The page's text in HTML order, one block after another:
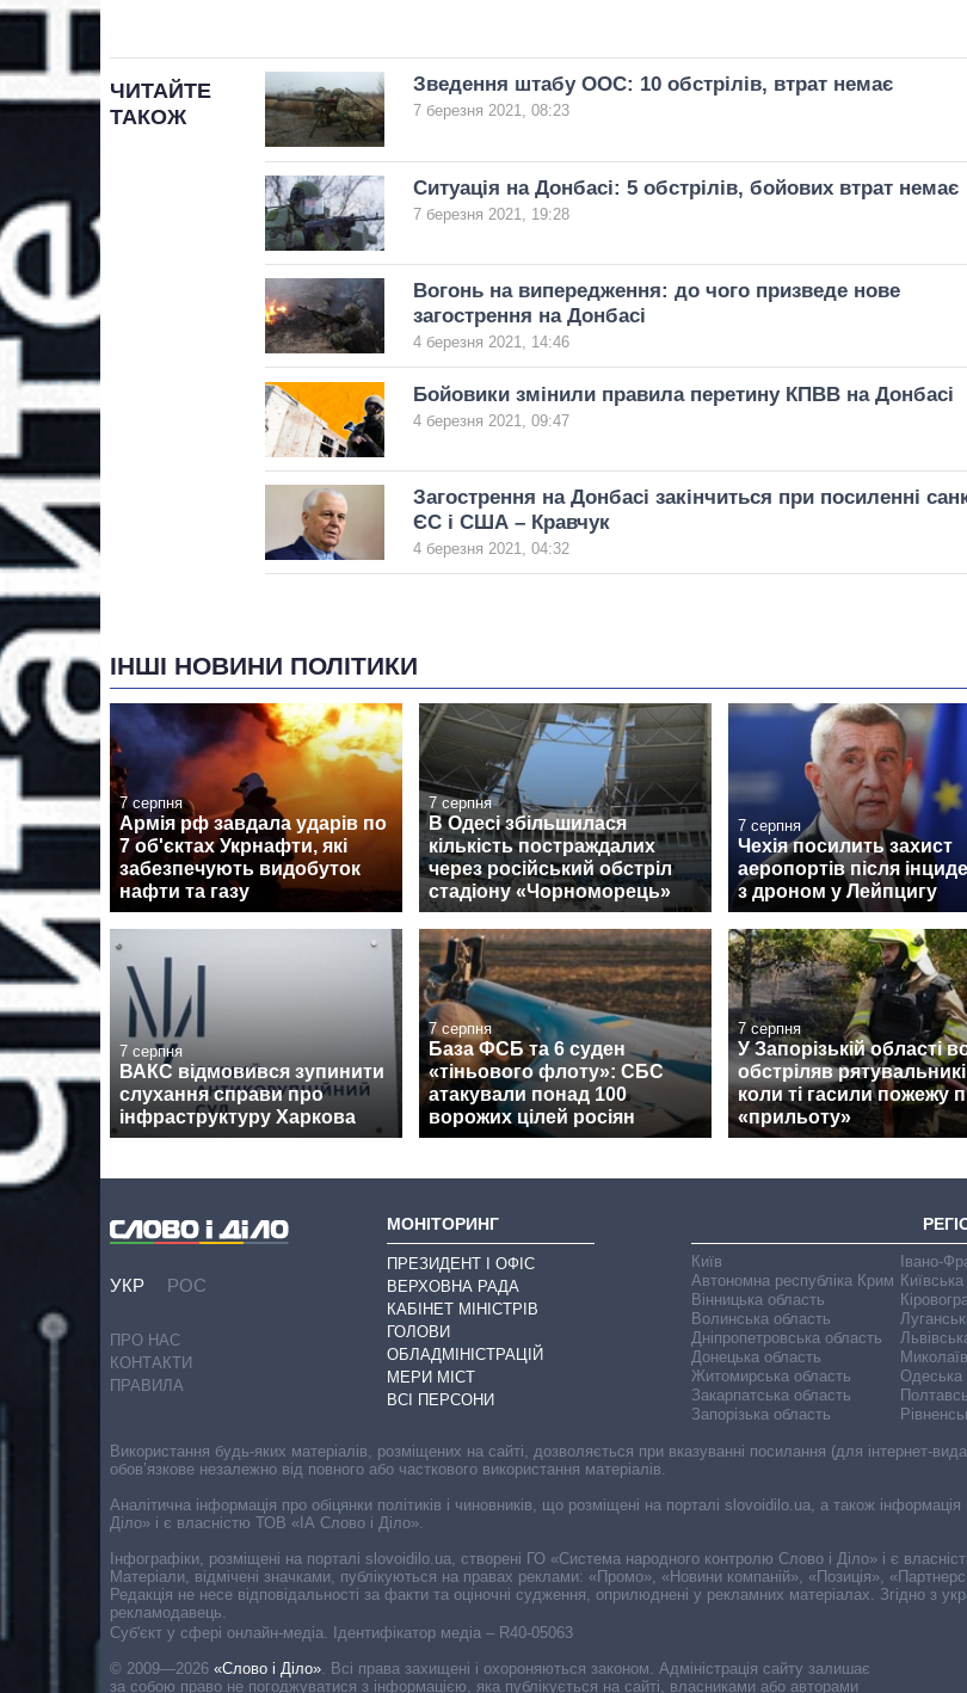
ЧИТАЙТЕ
ТАКОЖ
Зведення штабу ООС: 10 обстрілів, втрат немає
7 березня 2021, 08:23
Ситуація на Донбасі: 5 обстрілів, бойових втрат немає
7 березня 2021, 19:28
Вогонь на випередження: до чого призведе нове
загострення на Донбасі
4 березня 2021, 14:46
Бойовики змінили правила перетину КПВВ на Донбасі
4 березня 2021, 09:47
Загострення на Донбасі закінчиться при посиленні
ЄС і США – Кравчук
4 березня 2021, 04:32
ІНШІ НОВИНИ ПОЛІТИКИ
7 серпня
Армія рф завдала ударів по
7 об'єктах Укрнафти, які
забезпечують видобуток
нафти та газу
7 серпня
В Одесі збільшилася
кількість постраждалих
через російський обстріл
стадіону «Чорноморець»
7 серпня
Чехія посилить захист
аеропортів після
з дроном у Лейпцигу
7 серпня
ВАКС відмовився зупинити
слухання справи про
інфраструктуру Харкова
7 серпня
База ФСБ та 6 суден
«тіньового флоту»: СБС
атакували понад 100
ворожих цілей росіян
7 серпня
У Запорізькій області
обстріляв
коли ті гасили пожежу
«прильоту»
УКР РОС
ПРО НАС
КОНТАКТИ
ПРАВИЛА
МОНІТОРИНГ
ПРЕЗИДЕНТ І ОФІС
ВЕРХОВНА РАДА
КАБІНЕТ МІНІСТРІВ
ГОЛОВИ
ОБЛАДМІНІСТРАЦІЙ
МЕРИ МІСТ
ВСІ ПЕРСОНИ
Київ
Автономна республіка Крим
Вінницька область
Волинська область
Дніпропетровська область
Донецька область
Житомирська область
Закарпатська область
Запорізька область
Івано-
Одеська
Cуб'єкт у сфері онлайн-медіа. Ідентифікатор медіа – R40-05063
© 2009—2026 «Слово і Діло». Всі права захищені і охороняються законом. Адміністрація сайту залишає
за собою право не погоджуватися з інформацією, яка публікується на сайті, власниками або авторами
Використання будь-яких матеріалів, розміщених на сайті, дозволяється при вказуванні посилання (для інтернет-
обов’язкове незалежно від повного або часткового використання матеріалів.
Аналітична інформація про обіцянки політиків і чиновників, що розміщені на порталі slovoidilo.ua, а також
Діло» і є власністю ТОВ «ІА Слово і Діло».
Інфографіки, розміщені на порталі slovoidilo.ua, створені ГО «Система народного контролю Слово і Діло» і є
Матеріали, відмічені значками, публікуються на правах реклами: «Промо», «Новини компаній», «Позиція»,
Редакція не несе відповідальності за факти та оціночні судження, оприлюднені у рекламних матеріалах. Згідно з
рекламодавець.